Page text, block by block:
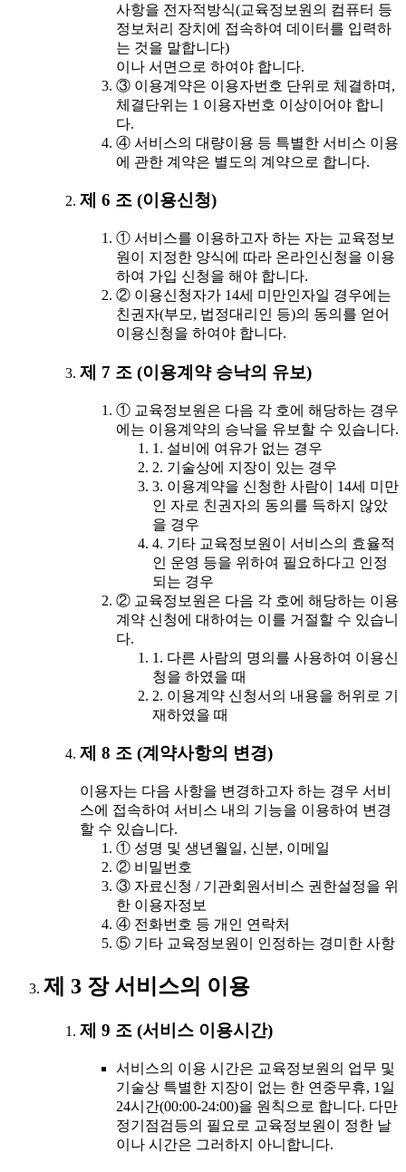
사항을 전자적방식(교육정보원의 컴퓨터 등
정보처리 장치에 접속하여 데이터를 입력하
는 것을 말합니다)
이나 서면으로 하여야 합니다.
③ 이용계약은 이용자번호 단위로 체결하며,
체결단위는 1 이용자번호 이상이어야 합니
다.
④ 서비스의 대량이용 등 특별한 서비스 이용
에 관한 계약은 별도의 계약으로 합니다.
제 6 조 (이용신청)
① 서비스를 이용하고자 하는 자는 교육정보
원이 지정한 양식에 따라 온라인신청을 이용
하여 가입 신청을 해야 합니다.
② 이용신청자가 14세 미만인자일 경우에는
친권자(부모, 법정대리인 등)의 동의를 얻어
이용신청을 하여야 합니다.
제 7 조 (이용계약 승낙의 유보)
① 교육정보원은 다음 각 호에 해당하는 경우
에는 이용계약의 승낙을 유보할 수 있습니다.
1. 설비에 여유가 없는 경우
2. 기술상에 지장이 있는 경우
3. 이용계약을 신청한 사람이 14세 미만
인 자로 친권자의 동의를 득하지 않았
을 경우
4. 기타 교육정보원이 서비스의 효율적
인 운영 등을 위하여 필요하다고 인정
되는 경우
② 교육정보원은 다음 각 호에 해당하는 이용
계약 신청에 대하여는 이를 거절할 수 있습니
다.
1. 다른 사람의 명의를 사용하여 이용신
청을 하였을 때
2. 이용계약 신청서의 내용을 허위로 기
재하였을 때
제 8 조 (계약사항의 변경)
이용자는 다음 사항을 변경하고자 하는 경우 서비
스에 접속하여 서비스 내의 기능을 이용하여 변경
할 수 있습니다.
① 성명 및 생년월일, 신분, 이메일
② 비밀번호
③ 자료신청 / 기관회원서비스 권한설정을 위
한 이용자정보
④ 전화번호 등 개인 연락처
⑤ 기타 교육정보원이 인정하는 경미한 사항
제 3 장 서비스의 이용
제 9 조 (서비스 이용시간)
서비스의 이용 시간은 교육정보원의 업무 및
기술상 특별한 지장이 없는 한 연중무휴, 1일
24시간(00:00-24:00)을 원칙으로 합니다. 다만
정기점검등의 필요로 교육정보원이 정한 날
이나 시간은 그러하지 아니합니다.